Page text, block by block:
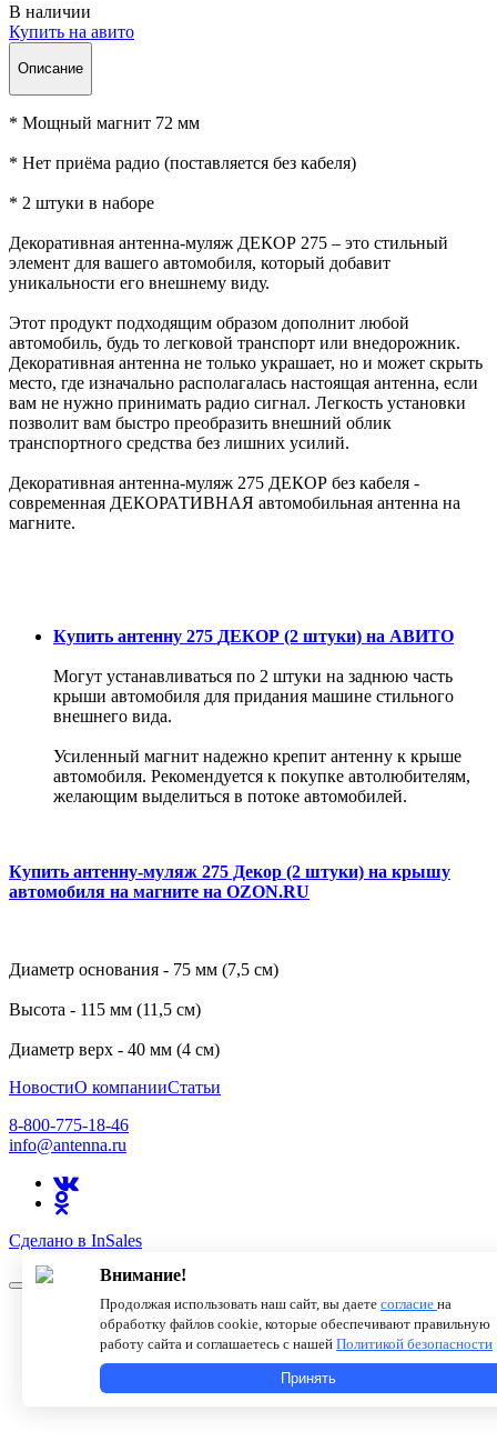
В наличии
Купить на авито
Описание
* Мощный магнит 72 мм
* Нет приёма радио (поставляется без кабеля)
* 2 штуки в наборе
Декоративная антенна-муляж ДЕКОР 275 – это стильный
элемент для вашего автомобиля, который добавит
уникальности его внешнему виду.
Этот продукт подходящим образом дополнит любой
автомобиль, будь то легковой транспорт или внедорожник.
Декоративная антенна не только украшает, но и может скрыть
место, где изначально располагалась настоящая антенна, если
вам не нужно принимать радио сигнал. Легкость установки
позволит вам быстро преобразить внешний облик
транспортного средства без лишних усилий.
Декоративная антенна-муляж 275 ДЕКОР без кабеля -
современная ДЕКОРАТИВНАЯ автомобильная антенна на
магните.
Купить антенну 275 ДЕКОР (2 штуки) на АВИТО
Могут устанавливаться по 2 штуки на заднюю часть
крыши автомобиля для придания машине стильного
внешнего вида.
Усиленный магнит надежно крепит антенну к крыше
автомобиля. Рекомендуется к покупке автолюбителям,
желающим выделиться в потоке автомобилей.
Купить антенну-муляж 275 Декор (2 штуки) на крышу
автомобиля на магните на OZON.RU
Диаметр основания - 75 мм (7,5 см)
Высота - 115 мм (11,5 см)
Диаметр верх - 40 мм (4 см)
НовостиО компанииСтатьи
8-800-775-18-46
info@antenna.ru
Сделано в InSales
Внимание!
Продолжая использовать наш сайт, вы даете согласие на
обработку файлов cookie, которые обеспечивают правильную
работу сайта и соглашаетесь с нашей Политикой безопасности
Принять